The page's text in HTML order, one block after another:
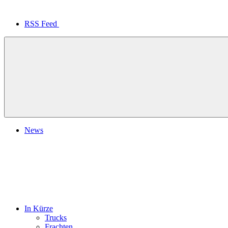
RSS Feed
News
In Kürze
Trucks